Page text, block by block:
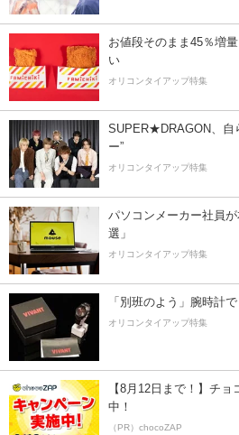
お値段そのまま45％増
い
オリコンタイアップ特集
SUPER★DRAGON、自
ー”
オリコンタイアップ特集
パソコンメーカー社員
選」
オリコンタイアップ特集
「別班のよう」腕時計
オリコンタイアップ特集
【8月12日まで！】チ
中！
（PR）chocoZAP